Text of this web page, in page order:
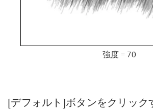
強度 = 70
[デフォルト]ボタンをクリック